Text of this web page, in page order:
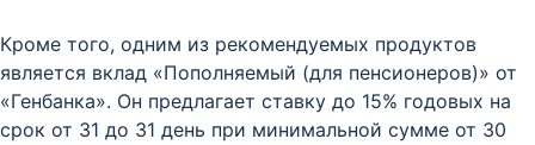
Кроме того, одним из рекомендуемых продуктов
является вклад «Пополняемый (для пенсионеров)» от
«Генбанка». Он предлагает ставку до 15% годовых на
срок от 31 до 31 день при минимальной сумме от 30